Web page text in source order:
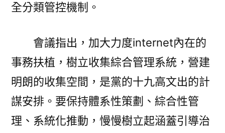
全分類管控機制。
會議指出，加大力度internet內在的
事務扶植，樹立收集綜合管理系統，營建
明朗的收集空間，是黨的十九高文出的計
謀安排。要保持體系性策劃、綜合性管
理、系統化推動，慢慢樹立起涵蓋引導治